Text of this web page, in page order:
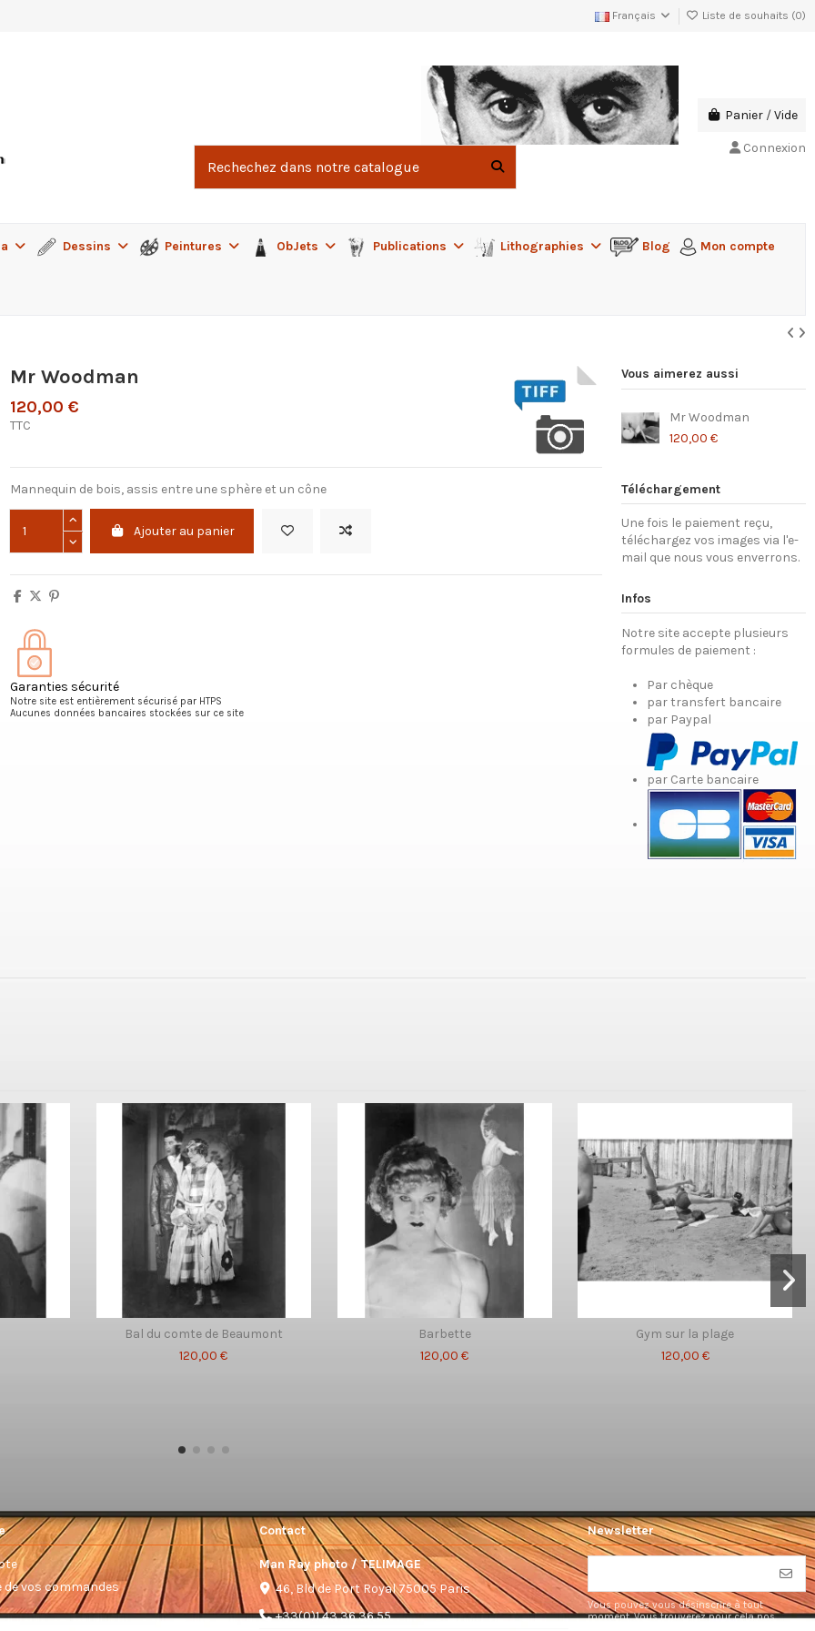
Français Liste de souhaits (0)
Panier /Vide
Connexion
Dessins Peintures ObJets Publications Lithographies Blog Mon compte
Mr Woodman
120,00 €
TTC
Mannequin de bois, assis entre une sphère et un cône
Ajouter au panier
Garanties sécurité
Notre site est entièrement sécurisé par HTPS
Aucunes données bancaires stockées sur ce site
Vous aimerez aussi
Mr Woodman
120,00 €
Téléchargement
Une fois le paiement reçu,
téléchargez vos images via l'e-
mail que nous vous enverrons.
Infos
Notre site accepte plusieurs
formules de paiement :
Par chèque
par transfert bancaire
par Paypal
par Carte bancaire
Bal du comte de Beaumont
120,00 €
Barbette
120,00 €
Gym sur la plage
120,00 €
de vos commandes
Contact
Man Ray photo / TELIMAGE
46, Bld de Port Royal 75005 Paris
+33(0)1 43 36 36 55
Newsletter
Vous pouvez vous désinscrire à tout
moment. Vous trouverez pour cela nos